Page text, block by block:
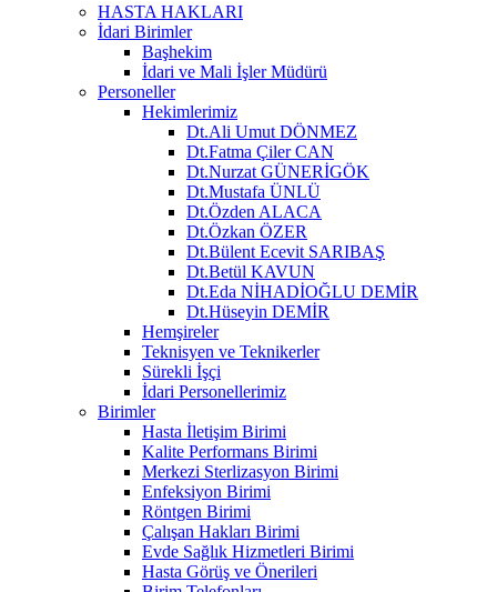
HASTA HAKLARI
İdari Birimler
Başhekim
İdari ve Mali İşler Müdürü
Personeller
Hekimlerimiz
Dt.Ali Umut DÖNMEZ
Dt.Fatma Çiler CAN
Dt.Nurzat GÜNERİGÖK
Dt.Mustafa ÜNLÜ
Dt.Özden ALACA
Dt.Özkan ÖZER
Dt.Bülent Ecevit SARIBAŞ
Dt.Betül KAVUN
Dt.Eda NİHADİOĞLU DEMİR
Dt.Hüseyin DEMİR
Hemşireler
Teknisyen ve Teknikerler
Sürekli İşçi
İdari Personellerimiz
Birimler
Hasta İletişim Birimi
Kalite Performans Birimi
Merkezi Sterlizasyon Birimi
Enfeksiyon Birimi
Röntgen Birimi
Çalışan Hakları Birimi
Evde Sağlık Hizmetleri Birimi
Hasta Görüş ve Önerileri